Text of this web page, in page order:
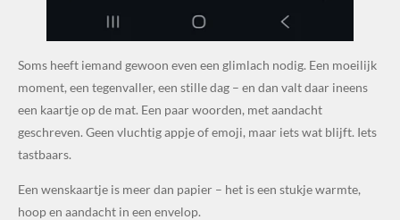
Soms heeft iemand gewoon even een glimlach nodig. Een moeilijk
moment, een tegenvaller, een stille dag – en dan valt daar ineens
een kaartje op de mat. Een paar woorden, met aandacht
geschreven. Geen vluchtig appje of emoji, maar iets wat blijft. Iets
tastbaars.
Een wenskaartje is meer dan papier – het is een stukje warmte,
hoop en aandacht in een envelop.